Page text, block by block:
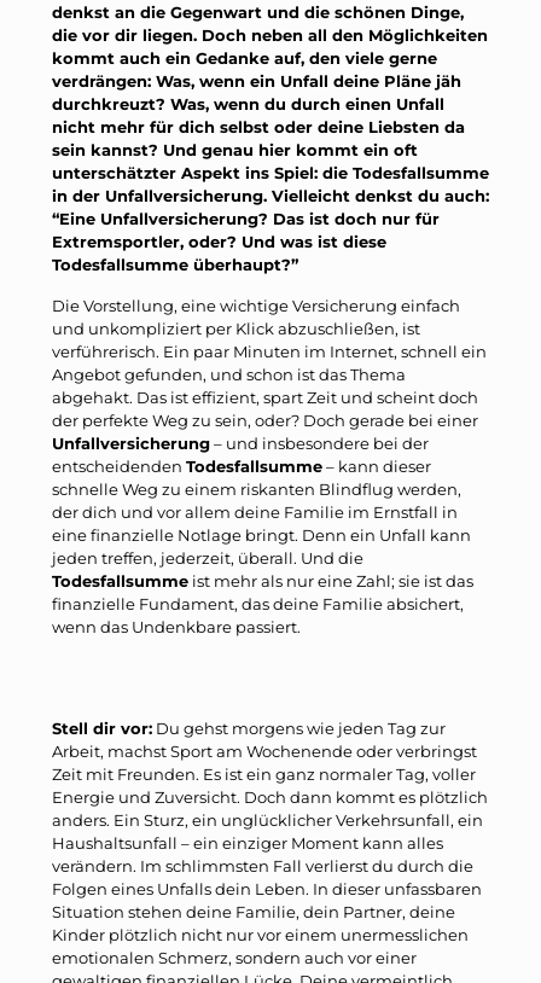
denkst an die Gegenwart und die schönen Dinge,
die vor dir liegen. Doch neben all den Möglichkeiten
kommt auch ein Gedanke auf, den viele gerne
verdrängen: Was, wenn ein Unfall deine Pläne jäh
durchkreuzt? Was, wenn du durch einen Unfall
nicht mehr für dich selbst oder deine Liebsten da
sein kannst? Und genau hier kommt ein oft
unterschätzter Aspekt ins Spiel: die Todesfallsumme
in der Unfallversicherung. Vielleicht denkst du auch:
“Eine Unfallversicherung? Das ist doch nur für
Extremsportler, oder? Und was ist diese
Todesfallsumme überhaupt?”
Die Vorstellung, eine wichtige Versicherung einfach
und unkompliziert per Klick abzuschließen, ist
verführerisch. Ein paar Minuten im Internet, schnell ein
Angebot gefunden, und schon ist das Thema
abgehakt. Das ist effizient, spart Zeit und scheint doch
der perfekte Weg zu sein, oder? Doch gerade bei einer
Unfallversicherung– und insbesondere bei der
entscheidenden Todesfallsumme– kann dieser
schnelle Weg zu einem riskanten Blindflug werden,
der dich und vor allem deine Familie im Ernstfall in
eine finanzielle Notlage bringt. Denn ein Unfall kann
jeden treffen, jederzeit, überall. Und die
Todesfallsumme ist mehr als nur eine Zahl; sie ist das
finanzielle Fundament, das deine Familie absichert,
wenn das Undenkbare passiert.
Stell dir vor: Du gehst morgens wie jeden Tag zur
Arbeit, machst Sport am Wochenende oder verbringst
Zeit mit Freunden. Es ist ein ganz normaler Tag, voller
Energie und Zuversicht. Doch dann kommt es plötzlich
anders. Ein Sturz, ein unglücklicher Verkehrsunfall, ein
Haushaltsunfall – ein einziger Moment kann alles
verändern. Im schlimmsten Fall verlierst du durch die
Folgen eines Unfalls dein Leben. In dieser unfassbaren
Situation stehen deine Familie, dein Partner, deine
Kinder plötzlich nicht nur vor einem unermesslichen
emotionalen Schmerz, sondern auch vor einer